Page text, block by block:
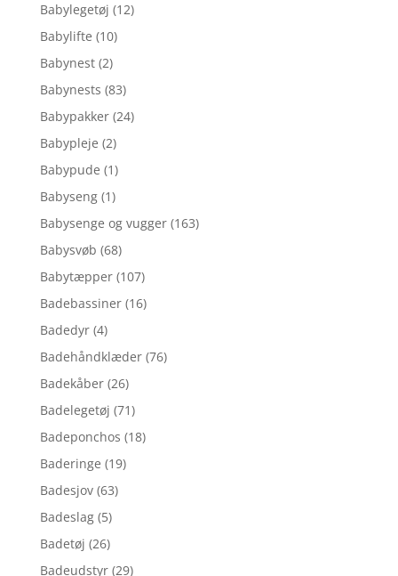
Babylegetøj (12)
Babylifte (10)
Babynest (2)
Babynests (83)
Babypakker (24)
Babypleje (2)
Babypude (1)
Babyseng (1)
Babysenge og vugger (163)
Babysvøb (68)
Babytæpper (107)
Badebassiner (16)
Badedyr (4)
Badehåndklæder (76)
Badekåber (26)
Badelegetøj (71)
Badeponchos (18)
Baderinge (19)
Badesjov (63)
Badeslag (5)
Badetøj (26)
Badeudstyr (29)